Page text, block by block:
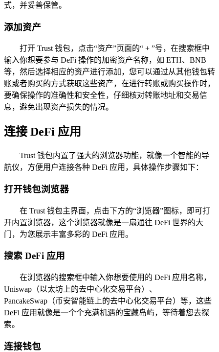
式，并妥善保管。
添加资产
打开 Trust 钱包，点击“资产”页面的“ + ”号，在搜索框中
输入你想要参与 DeFi 操作的加密资产名称，如 ETH、BNB
等，然后选择相应的资产进行添加，您可以通过从其他钱包转
账或者购买的方式获取这些资产，在进行转账或购买操作时，
要确保操作的准确性和安全性，仔细核对转账地址和交易信
息，避免出现资产损失的情况。
连接 DeFi 应用
Trust 钱包内置了强大的浏览器功能，就像一个智能的导
航仪，方便用户连接各种 DeFi 应用，具体操作步骤如下：
打开钱包浏览器
在 Trust 钱包主界面，点击下方的“浏览器”图标，即可打
开内置浏览器，这个浏览器就像是一扇通往 DeFi 世界的大
门，为您展示丰富多彩的 DeFi 应用。
搜索 DeFi 应用
在浏览器的搜索框中输入你想要使用的 DeFi 应用名称，
Uniswap（以太坊上的去中心化交易平台）、
PancakeSwap（币安智能链上的去中心化交易平台）等，这些
DeFi 应用就像是一个个充满机遇的宝藏岛屿，等待着您去探
索。
连接钱包